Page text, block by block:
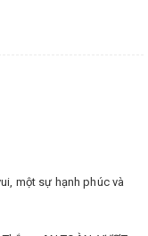
một sự hạnh phúc và